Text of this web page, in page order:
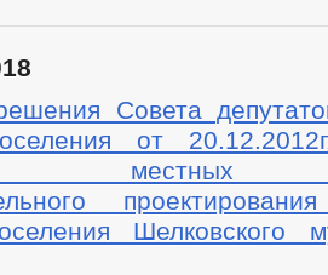
Совета
от
местных
Шелковского